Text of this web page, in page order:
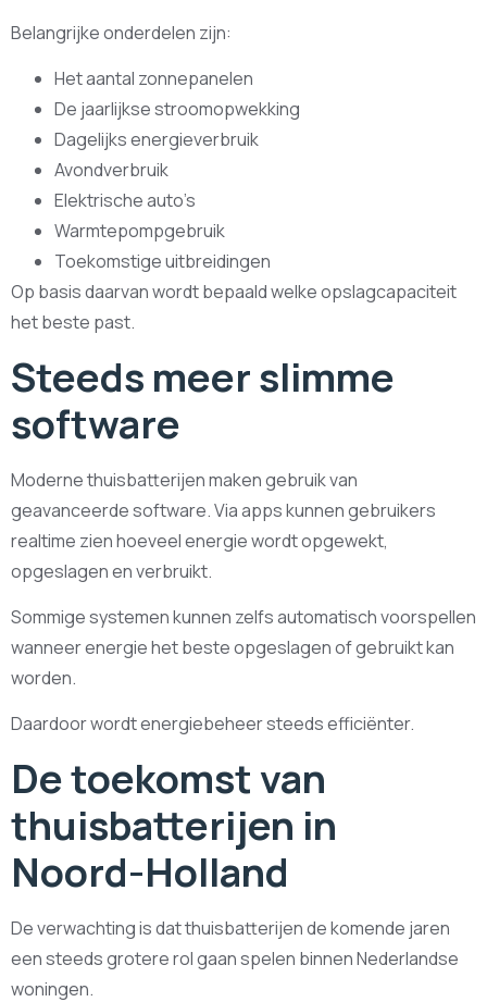
Belangrijke onderdelen zijn:
Het aantal zonnepanelen
De jaarlijkse stroomopwekking
Dagelijks energieverbruik
Avondverbruik
Elektrische auto’s
Warmtepompgebruik
Toekomstige uitbreidingen
Op basis daarvan wordt bepaald welke opslagcapaciteit
het beste past.
Steeds meer slimme
software
Moderne thuisbatterijen maken gebruik van
geavanceerde software. Via apps kunnen gebruikers
realtime zien hoeveel energie wordt opgewekt,
opgeslagen en verbruikt.
Sommige systemen kunnen zelfs automatisch voorspellen
wanneer energie het beste opgeslagen of gebruikt kan
worden.
Daardoor wordt energiebeheer steeds efficiënter.
De toekomst van
thuisbatterijen in
Noord-Holland
De verwachting is dat thuisbatterijen de komende jaren
een steeds grotere rol gaan spelen binnen Nederlandse
woningen.